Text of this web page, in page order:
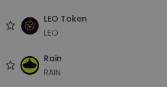
LEO Token
LEO
Rain
RAIN